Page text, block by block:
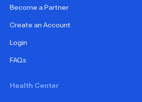
Become a Partner
Create an Account
Login
FAQs
Health Center